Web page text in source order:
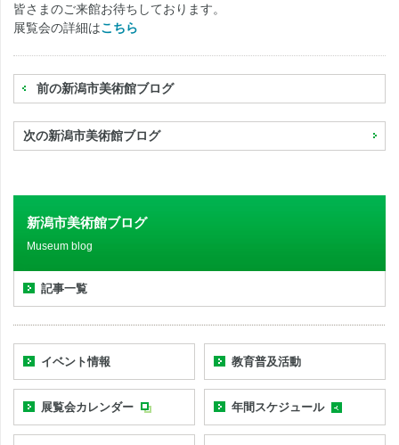
皆さまのご来館お待ちしております。
展覧会の詳細はこちら
前の新潟市美術館ブログ
次の新潟市美術館ブログ
新潟市美術館ブログ
Museum blog
記事一覧
イベント情報 教育普及活動
展覧会カレンダー 年間スケジュール